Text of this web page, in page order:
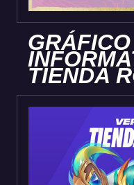
GRÁFICO
TIENDA